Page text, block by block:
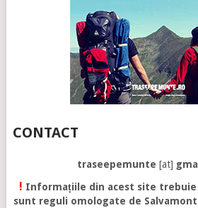
CONTACT
traseepemunte [at]
! Informațiile din acest site trebuie
sunt reguli omologate de